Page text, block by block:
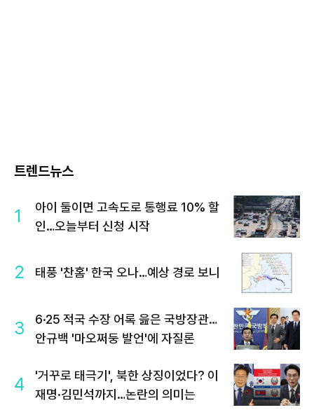
트렌드뉴스
1
아이 둘이면 고속도로 통행료 10% 할
인…오늘부터 신청 시작
2 태풍 '찬홈' 한국 오나…예상 경로 보니
3
6·25 적국 수장 어록 읊은 국방장관…
안규백 '마오쩌둥 발언'에 자질론
4
'거꾸로 태극기', 북한 상징이었다? 이
재명·김민석까지…논란의 의미는